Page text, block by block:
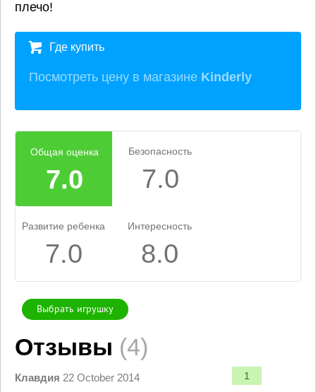
плечо!
Где купить
Посмотреть цену в магазине Kinderly
Общая оценка
7.0
Безопасность
7.0
Развитие ребенка
7.0
Интересность
8.0
Выбрать игрушку
Отзывы (4)
Клавдия 22 October 2014 1